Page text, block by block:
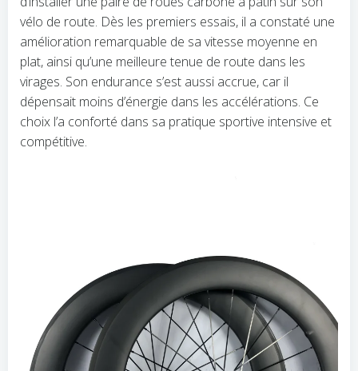
vélo de route. Dès les premiers essais, il a constaté une
amélioration remarquable de sa vitesse moyenne en
plat, ainsi qu’une meilleure tenue de route dans les
virages. Son endurance s’est aussi accrue, car il
dépensait moins d’énergie dans les accélérations. Ce
choix l’a conforté dans sa pratique sportive intensive et
compétitive.